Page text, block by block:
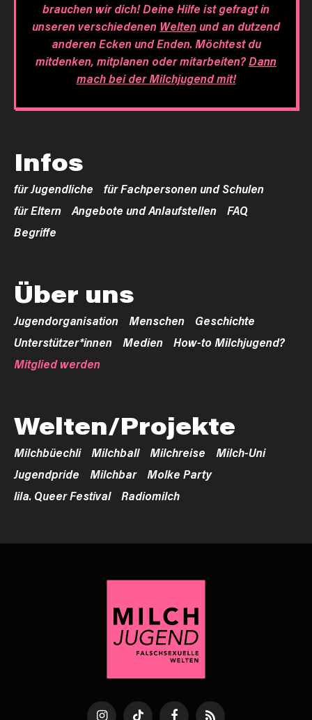
brauchen wir dich! Deine Hilfe ist gefragt in
unseren verschiedenen Weltenund an dutzend
anderen Ecken und Enden. Möchtest du
mitdenken, mitplanen oder mitarbeiten?Dann
mach bei der Milchjugend mit!
Infos
für Jugendliche
für Fachpersonen und Schulen
für Eltern
Angebote und Anlaufstellen
FAQ
Begriffe
Über uns
Jugendorganisation Menschen
Geschichte
Unterstützer*innen
Medien
How-to Milchjugend?
Mitglied werden
Welten/Projekte
Milchbüechli Milchball Milchreise
Milch-Uni
Jugendpride
Milchbar
Molke Party
lila. Queer Festival
Radiomilch